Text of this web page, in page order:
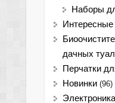
Наборы
дачных
Перчатки
Новинки (96)